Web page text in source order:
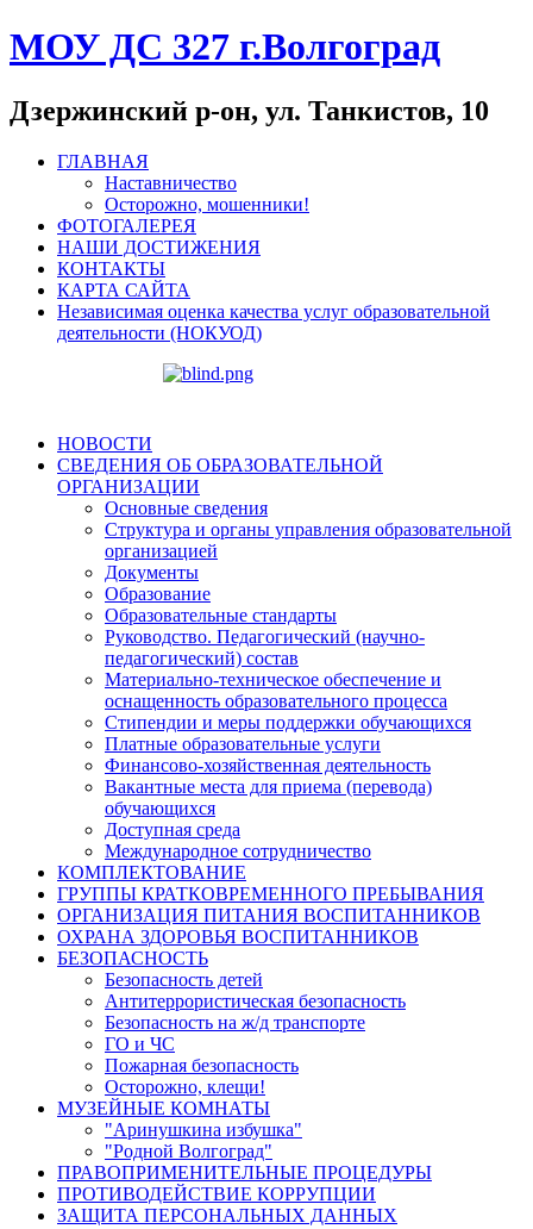
МОУ ДС 327 г.Волгоград
Дзержинский р-он, ул. Танкистов, 10
ГЛАВНАЯ
Наставничество
Осторожно, мошенники!
ФОТОГАЛЕРЕЯ
НАШИ ДОСТИЖЕНИЯ
КОНТАКТЫ
КАРТА САЙТА
Независимая оценка качества услуг образовательной
деятельности (НОКУОД)
НОВОСТИ
СВЕДЕНИЯ ОБ ОБРАЗОВАТЕЛЬНОЙ
ОРГАНИЗАЦИИ
Основные сведения
Структура и органы управления образовательной
организацией
Документы
Образование
Образовательные стандарты
Руководство. Педагогический (научно-
педагогический) состав
Материально-техническое обеспечение и
оснащенность образовательного процесса
Стипендии и меры поддержки обучающихся
Платные образовательные услуги
Финансово-хозяйственная деятельность
Вакантные места для приема (перевода)
обучающихся
Доступная среда
Международное сотрудничество
КОМПЛЕКТОВАНИЕ
ГРУППЫ КРАТКОВРЕМЕННОГО ПРЕБЫВАНИЯ
ОРГАНИЗАЦИЯ ПИТАНИЯ ВОСПИТАННИКОВ
ОХРАНА ЗДОРОВЬЯ ВОСПИТАННИКОВ
БЕЗОПАСНОСТЬ
Безопасность детей
Антитеррористическая безопасность
Безопасность на ж/д транспорте
ГО и ЧС
Пожарная безопасность
Осторожно, клещи!
МУЗЕЙНЫЕ КОМНАТЫ
"Аринушкина избушка"
"Родной Волгоград"
ПРАВОПРИМЕНИТЕЛЬНЫЕ ПРОЦЕДУРЫ
ПРОТИВОДЕЙСТВИЕ КОРРУПЦИИ
ЗАЩИТА ПЕРСОНАЛЬНЫХ ДАННЫХ